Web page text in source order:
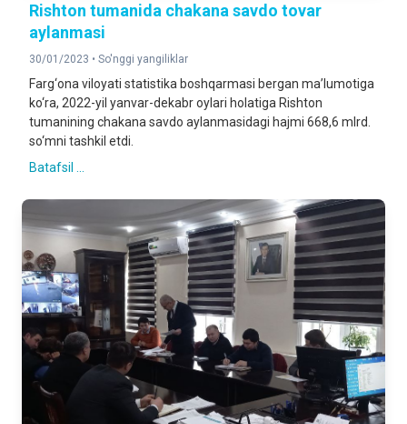
Rishton tumanida chakana savdo tovar
aylanmasi
30/01/2023 • So'nggi yangiliklar
Farg‘ona viloyati statistika boshqarmasi bergan ma’lumotiga
ko‘ra, 2022-yil yanvar-dekabr oylari holatiga Rishton
tumanining chakana savdo aylanmasidagi hajmi 668,6 mlrd.
so‘mni tashkil etdi.
Batafsil ...